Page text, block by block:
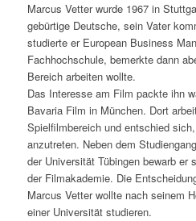
Marcus Vetter wurde 1967 in
gebürtige Deutsche, sein Vater
studierte er European Business
Fachhochschule, bemerkte dann
Bereich arbeiten wollte.
Das Interesse am Film packte ihn
Bavaria Film in München. Dort
Spielfilmbereich und entschied
anzutreten. Neben dem
der Universität Tübingen bewarb er
der Filmakademie. Die
Marcus Vetter wollte nach seinem
einer Universität studieren.